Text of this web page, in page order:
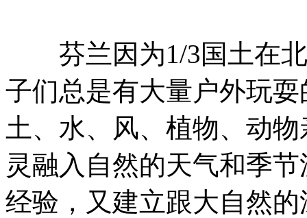
芬兰因为1/3国土在北
子们总是有大量户外玩
土、水、风、植物、动
灵融入自然的天气和季
经验，又建立跟大自然